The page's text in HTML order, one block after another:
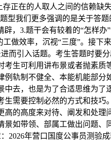
正在的人取人之间的信赖缺
我们更多强调的是关于答
，3.题干会有较着的“怎样
做效率，沉视“三度”。接下
而引入话题。考生答题时要
生可利用讲布景或者抛素
轨制不健全、本能机能部
去，也是为了合适思维为
需要控制必然的方式和技巧
的高度来对待、阐发和处
如带领、部属工做出问题
2026年营口国度公事员测验成